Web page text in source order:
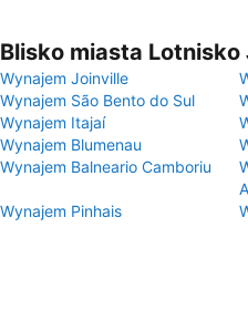
Blisko miasta Lotnisko
Wynajem Joinville
Wynajem São Bento do Sul
Wynajem Itajaí
Wynajem Blumenau
Wynajem Balneario Camboriu
Wynajem Pinhais